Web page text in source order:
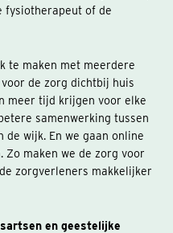
fysiotherapeut of de
te maken met meerdere
de zorg dichtbij huis
meer tijd krijgen voor elke
samenwerking tussen
wijk. En we gaan online
Zo maken we de zorg voor
zorgverleners makkelijker
en geestelijke